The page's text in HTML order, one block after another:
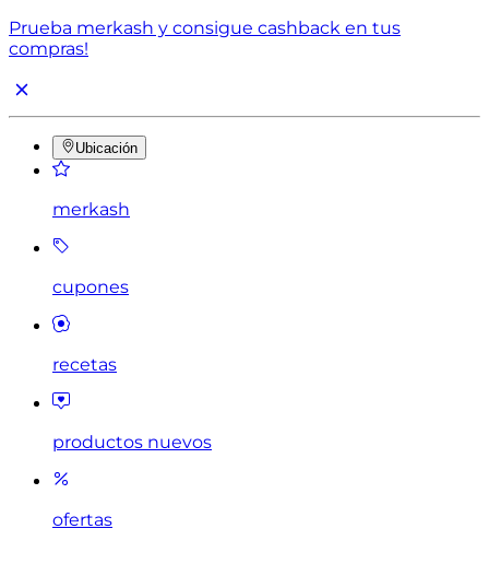
Prueba merkash y consigue cashback en tus
compras!
Ubicación
merkash
cupones
recetas
productos nuevos
ofertas